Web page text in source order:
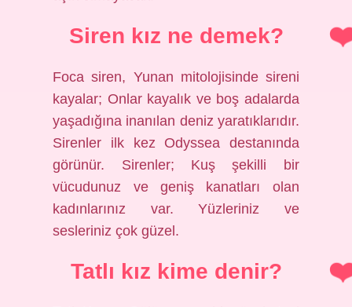
Siren kız ne demek?
Foca siren, Yunan mitolojisinde sireni
kayalar; Onlar kayalık ve boş adalarda
yaşadığına inanılan deniz yaratıklarıdır.
Sirenler ilk kez Odyssea destanında
görünür. Sirenler; Kuş şekilli bir
vücudunuz ve geniş kanatları olan
kadınlarınız var. Yüzleriniz ve
sesleriniz çok güzel.
Tatlı kız kime denir?